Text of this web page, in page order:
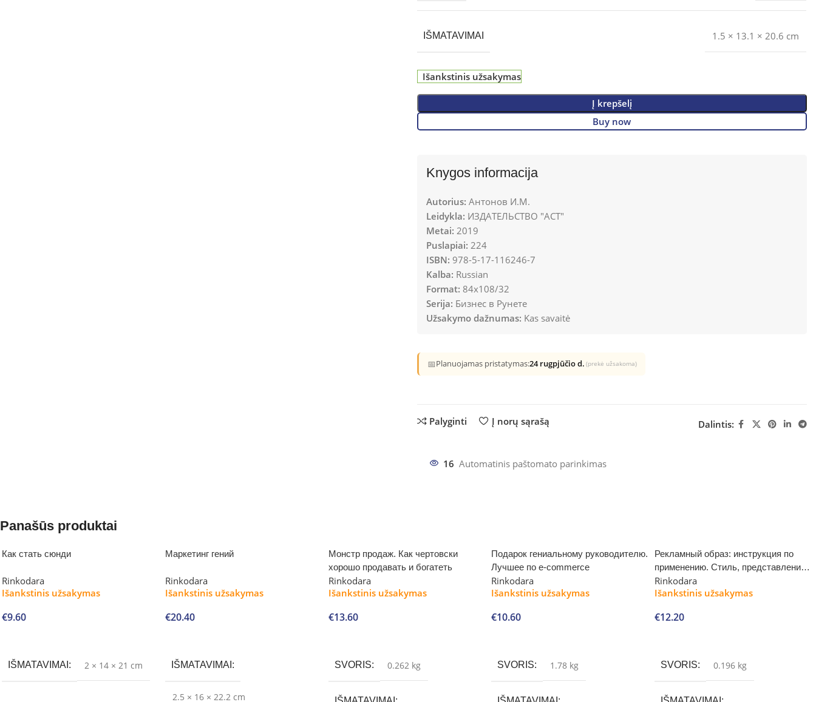
IŠMATAVIMAI 1.5 × 13.1 × 20.6 cm
Išankstinis užsakymas
Į krepšelį
Buy now
Knygos informacija
Autorius: Антонов И.М.
Leidykla: ИЗДАТЕЛЬСТВО "АСТ"
Metai: 2019
Puslapiai: 224
ISBN: 978-5-17-116246-7
Kalba: Russian
Format: 84x108/32
Serija: Бизнес в Рунете
Užsakymo dažnumas: Kas savaitė
📅Planuojamas pristatymas:24 rugpjūčio d. (prekė užsakoma)
Palyginti Į norų sąrašą Dalintis:
16 Automatinis paštomato parinkimas
Panašūs produktai
Как стать сюнди
Rinkodara
Išankstinis užsakymas
€9.60
IŠMATAVIMAI 2 × 14 × 21 cm
Маркетинг гений
Rinkodara
Išankstinis užsakymas
€20.40
IŠMATAVIMAI
2.5 × 16 × 22.2 cm
Монстр продаж. Как чертовски
хорошо продавать и богатеть
Rinkodara
Išankstinis užsakymas
€13.60
SVORIS 0.262 kg
Подарок гениальному руководителю.
Лучшее по e-commerce
Rinkodara
Išankstinis užsakymas
€10.60
SVORIS 1.78 kg
Рекламный образ: инструкция по
применению. Стиль, представление,
культура
Rinkodara
Išankstinis užsakymas
€12.20
SVORIS 0.196 kg